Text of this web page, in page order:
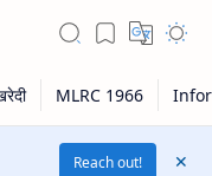
Reach out!